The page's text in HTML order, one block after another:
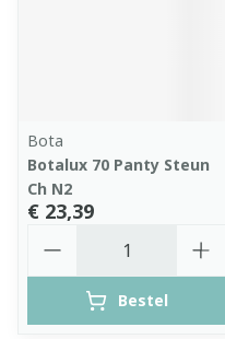
Bota
Botalux 70 Panty Steun
Ch N2
€ 23,39
Bestel